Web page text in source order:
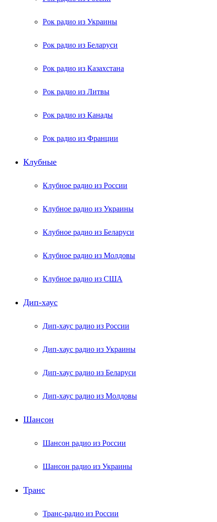
Рок радио из Украины
Рок радио из Беларуси
Рок радио из Казахстана
Рок радио из Литвы
Рок радио из Канады
Рок радио из Франции
Клубные
Клубное радио из России
Клубное радио из Украины
Клубное радио из Беларуси
Клубное радио из Молдовы
Клубное радио из США
Дип-хаус
Дип-хаус радио из России
Дип-хаус радио из Украины
Дип-хаус радио из Беларуси
Дип-хаус радио из Молдовы
Шансон
Шансон радио из России
Шансон радио из Украины
Транс
Транс-радио из России